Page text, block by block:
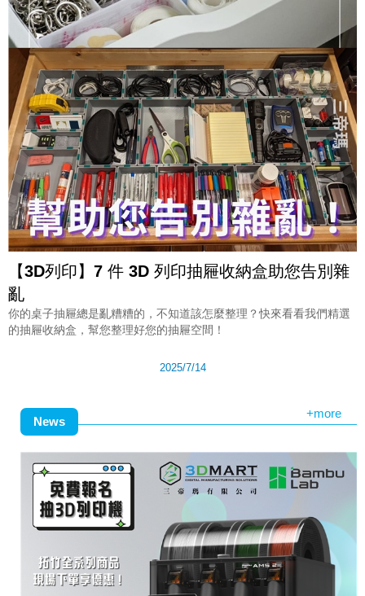
【3D列印】7 件 3D 列印抽屜收納盒助您告別雜
亂
你的桌子抽屜總是亂糟糟的，不知道該怎麼整理？快來看看我們精選
的抽屜收納盒，幫您整理好您的抽屜空間！
2025/7/14
News
+more